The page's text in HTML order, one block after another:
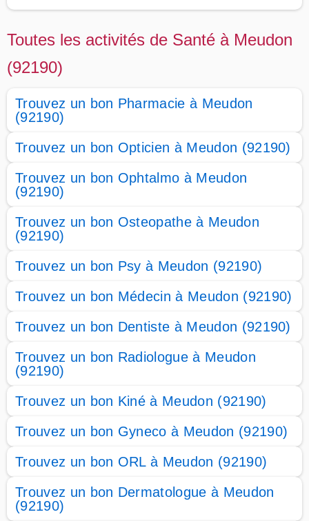
Toutes les activités de Santé à Meudon
(92190)
Trouvez un bon Pharmacie à Meudon
(92190)
Trouvez un bon Opticien à Meudon (92190)
Trouvez un bon Ophtalmo à Meudon
(92190)
Trouvez un bon Osteopathe à Meudon
(92190)
Trouvez un bon Psy à Meudon (92190)
Trouvez un bon Médecin à Meudon (92190)
Trouvez un bon Dentiste à Meudon (92190)
Trouvez un bon Radiologue à Meudon
(92190)
Trouvez un bon Kiné à Meudon (92190)
Trouvez un bon Gyneco à Meudon (92190)
Trouvez un bon ORL à Meudon (92190)
Trouvez un bon Dermatologue à Meudon
(92190)